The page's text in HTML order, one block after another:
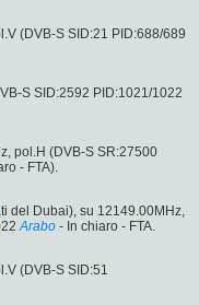
(DVB-S SID:21 PID:688/689
S SID:2592 PID:1021/1022
pol.H (DVB-S SR:27500
- FTA).
del Dubai), su 12149.00MHz,
Arabo - In chiaro - FTA.
(DVB-S SID:51